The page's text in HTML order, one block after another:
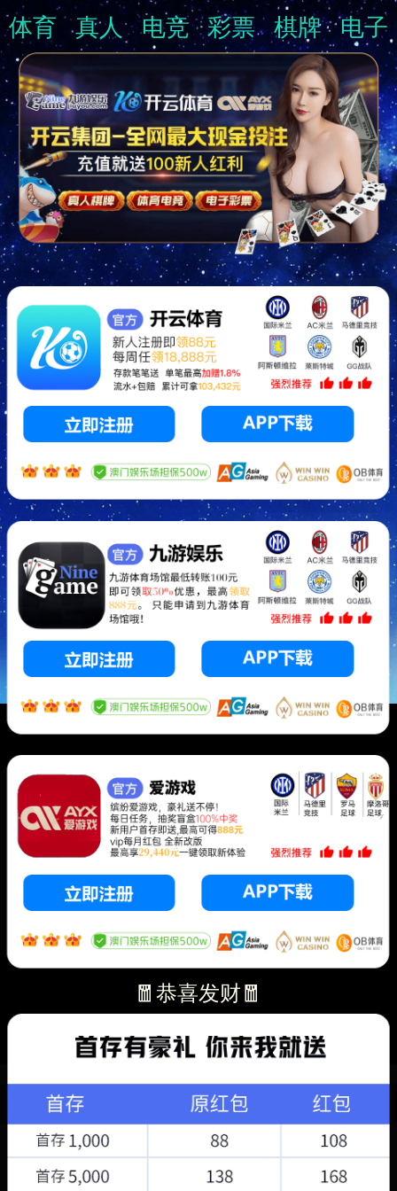
体育 真人 电竞 彩票 棋牌 电子
🧧恭喜发财🧧